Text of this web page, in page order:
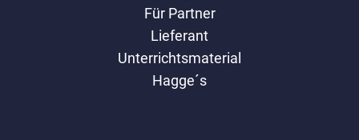
Für Partner
Lieferant
Unterrichtsmaterial
Hagge´s